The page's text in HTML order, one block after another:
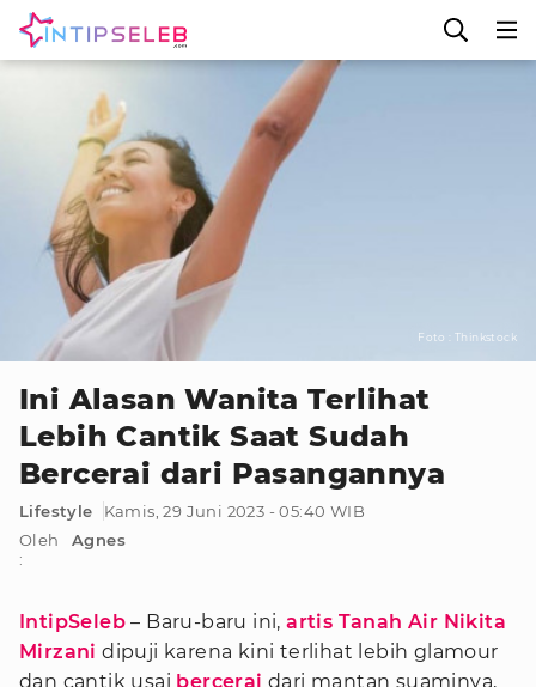
Foto : Thinkstock
Ini Alasan Wanita Terlihat
Lebih Cantik Saat Sudah
Bercerai dari Pasangannya
Lifestyle
Kamis, 29 Juni 2023 - 05:40 WIB
Oleh
:
Agnes
IntipSeleb – Baru-baru ini,artis Tanah Air Nikita
Mirzani dipuji karena kini terlihat lebih glamour
dan cantik usai bercerai dari mantan suaminya,